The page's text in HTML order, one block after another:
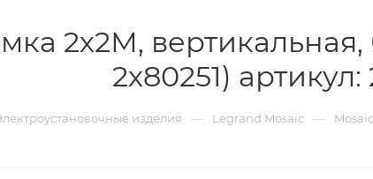
2х2М,
2х80251) артикул:
изделия — Legrand Mosaic —